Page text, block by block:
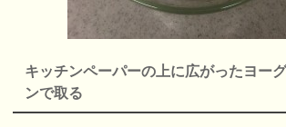
キッチンペーパーの上に広がったヨー
ンで取る